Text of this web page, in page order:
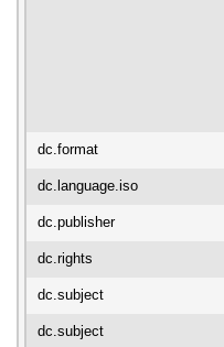
dc.format
dc.language.iso
dc.publisher
dc.rights
dc.subject
dc.subject